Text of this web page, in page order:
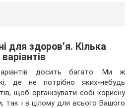
для здоров’я. Кілька
варіантів
досить багато. Ми ж
де не потрібно яких-небудь
щоб організувати собі корисну
так і в цілому для всього Вашого